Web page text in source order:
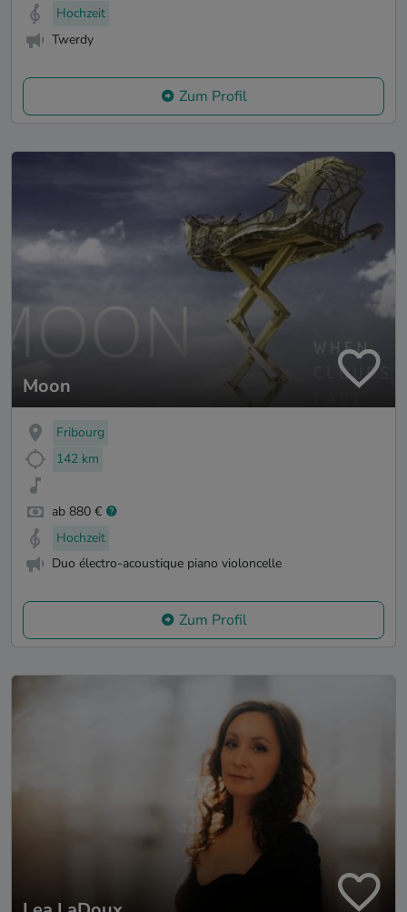
Hochzeit
Twerdy
Zum Profil
Moon
Fribourg
142 km
ab 880 €
Hochzeit
Duo électro-acoustique piano violoncelle
Zum Profil